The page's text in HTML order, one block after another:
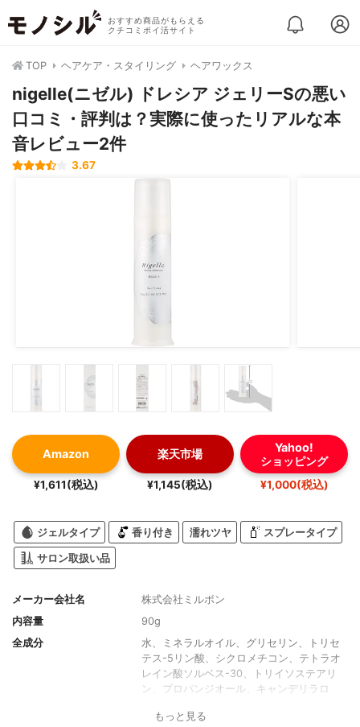
おすすめ商品がもらえる
クチコミポイ活サイト
TOP ヘアケア・スタイリング ヘアワックス
nigelle(ニゼル) ドレシア ジェリーSの悪い
口コミ・評判は？実際に使ったリアルな本
音レビュー2件
3.67
Amazon
¥1,611(税込)
楽天市場
¥1,145(税込)
Yahoo!
ショッピング
¥1,000(税込)
ジェルタイプ 香り付き 濡れツヤ スプレータイプ
サロン取扱い品
メーカー会社名
株式会社ミルボン
内容量
90g
全成分
水、ミネラルオイル、グリセリン、トリセ
テス-5リン酸、シクロメチコン、テトラオ
レイン酸ソルベス-30、トリイソステアリ
ン、プロパンジオール、キャンデリラロ
ン、セタノール、(アクリル酸ヒドロキシエ
もっと見る